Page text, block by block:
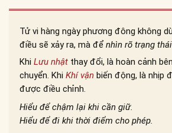
Tử vi hàng ngày phương đông không
điều sẽ xảy ra, mà đểnhìn rõ trạng
Khi Lưu nhật thay đổi, là hoàn cảnh
chuyển. Khi Khí vận biến động, là nhịp
được điều chỉnh.
Hiểu để chậm lại khi cần giữ.
Hiểu để đi khi thời điểm cho phép.